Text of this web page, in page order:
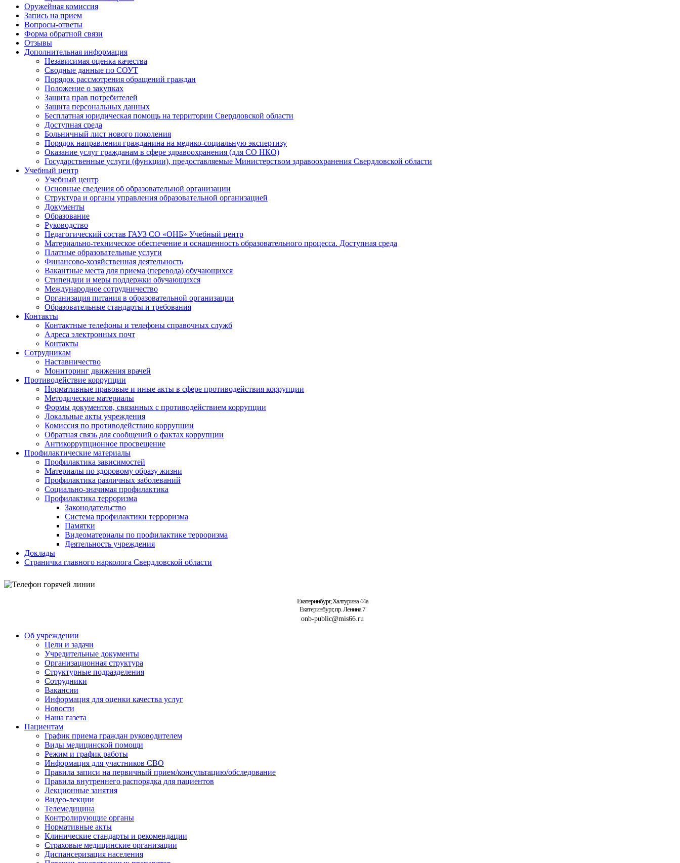
Оружейная комиссия
Запись на прием
Вопросы-ответы
Форма обратной связи
Отзывы
Дополнительная информация
Независимая оценка качества
Сводные данные по СОУТ
Порядок рассмотрения обращений граждан
Положение о закупках
Защита прав потребителей
Защита персональных данных
Бесплатная юридическая помощь на территории Свердловской области
Доступная среда
Больничный лист нового поколения
Порядок направления гражданина на медико-социальную экспертизу
Оказание услуг гражданам в сфере здравоохранения (для СО НКО)
Государственные услуги (функции), предоставляемые Министерством здравоохранения Свердловской области
Учебный центр
Учебный центр
Основные сведения об образовательной организации
Структура и органы управления образовательной организацией
Документы
Образование
Руководство
Педагогический состав ГАУЗ СО «ОНБ» Учебный центр
Материально-техническое обеспечение и оснащенность образовательного процесса. Доступная среда
Платные образовательные услуги
Финансово-хозяйственная деятельность
Вакантные места для приема (перевода) обучающихся
Стипендии и меры поддержки обучающихся
Международное сотрудничество
Организация питания в образовательной организации
Образовательные стандарты и требования
Контакты
Контактные телефоны и телефоны справочных служб
Адреса электронных почт
Контакты
Сотрудникам
Наставничество
Мониторинг движения врачей
Противодействие коррупции
Нормативные правовые и иные акты в сфере противодействия коррупции
Методические материалы
Формы документов, связанных с противодействием коррупции
Локальные акты учреждения
Комиссия по противодействию коррупции
Обратная связь для сообщений о фактах коррупции
Антикоррупционное просвещение
Профилактические материалы
Профилактика зависимостей
Материалы по здоровому образу жизни
Профилактика различных заболеваний
Социально-значимая профилактика
Профилактика терроризма
Законодательство
Система профилактики терроризма
Памятки
Видеоматериалы по профилактике терроризма
Деятельность учреждения
Доклады
Страничка главного нарколога Свердловской области
Екатеринбург, Халтурина 44а
Екатеринбург, пр. Ленина 7
onb-public@mis66.ru
Об учреждении
Цели и задачи
Учредительные документы
Организационная структура
Структурные подразделения
Сотрудники
Вакансии
Информация для оценки качества услуг
Новости
​​Наша газета
Пациентам
График приема граждан руководителем
Виды медицинской помощи
Режим и график работы
Информация для участников СВО
Правила записи на первичный прием/консультацию/обследование
Правила внутреннего распорядка для пациентов
Лекционные занятия
Видео-лекции
Телемедицина
Контролирующие органы
Нормативные акты
Клинические стандарты и рекомендации
Страховые медицинские организации
Диспансеризация населения